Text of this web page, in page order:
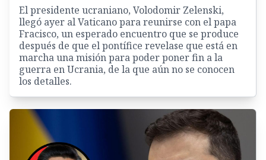
El presidente ucraniano, Volodomir Zelenski,
llegó ayer al Vaticano para reunirse con el papa
Fracisco, un esperado encuentro que se produce
después de que el pontífice revelase que está en
marcha una misión para poder poner fin a la
guerra en Ucrania, de la que aún no se conocen
los detalles.